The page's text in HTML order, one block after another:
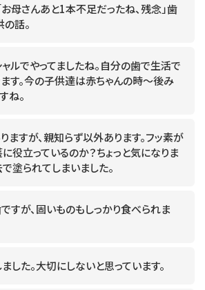
母さんあと1本不足だったね、残念」歯
話。
ルでやってましたね。自分の歯で生活で
す。今の子供達は赤ちゃんの時～後み
ね。
ますが、親知らず以外あります。フッ素が
役立っているのか？ちょっと気になりま
塗られてしまいました。
すが、固いものもしっかり食べられま
した。大切にしないと思っています。